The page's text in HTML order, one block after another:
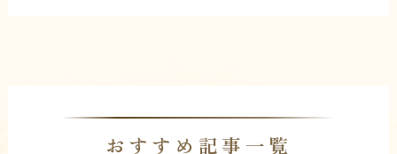
おすすめ記事一覧